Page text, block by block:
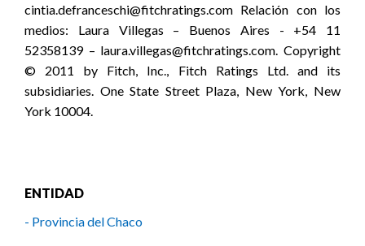
cintia.defranceschi@fitchratings.com Relación con los
medios: Laura Villegas – Buenos Aires - +54 11
52358139 – laura.villegas@fitchratings.com. Copyright
© 2011 by Fitch, Inc., Fitch Ratings Ltd. and its
subsidiaries. One State Street Plaza, New York, New
York 10004.
ENTIDAD
- Provincia del Chaco